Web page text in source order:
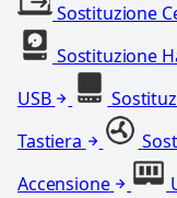
Sostituzione
Sostituzione
USB
Tastiera
Accensione